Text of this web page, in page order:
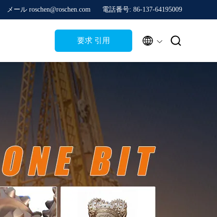
メール roschen@roschen.com 電話番号: 86-137-64195009
要求 引用  